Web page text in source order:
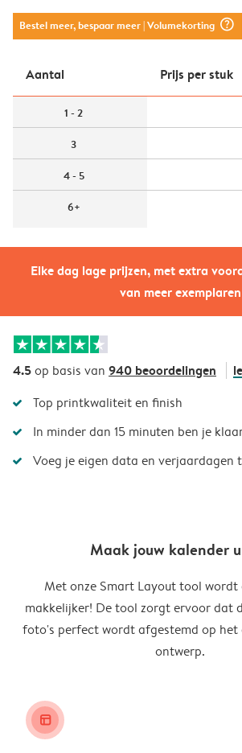
Elke dag lage prijzen, met extra
van meer exemplaren
Bestel meer, bespaar meer| Volumekorting question_mark_circle
Aantal Prijs per stuk
1 - 2
3
4 - 5
6+
4.5op basis van 940 beoordelingen
Top printkwaliteit en finish
In minder dan 15 minuten ben je
Voeg je eigen data en verjaardagen
Maak jouw kalender
Met onze Smart Layout tool wordt
makkelijker! De tool zorgt ervoor dat
foto's perfect wordt afgestemd op het
ontwerp.
layout_alt